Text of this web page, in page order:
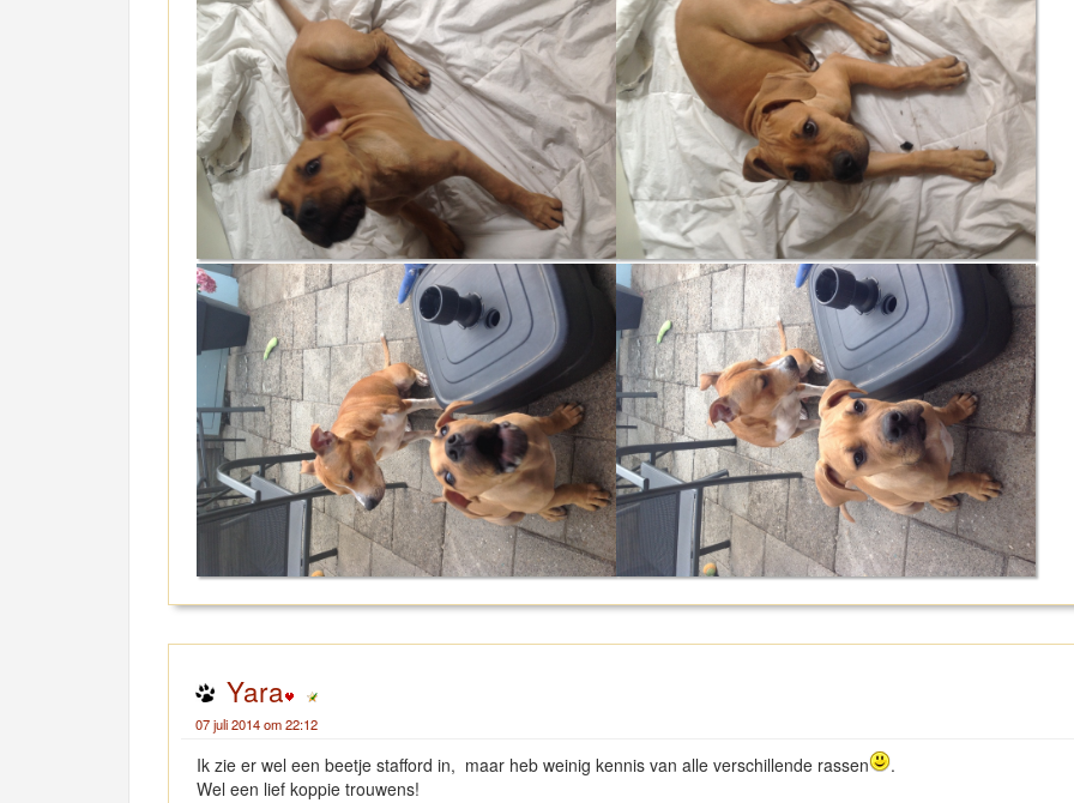
Yara
07 juli 2014 om 22:12
Ik zie er wel een beetje stafford in, maar heb weinig kennis van alle verschillende rassen
.
Wel een lief koppie trouwens!